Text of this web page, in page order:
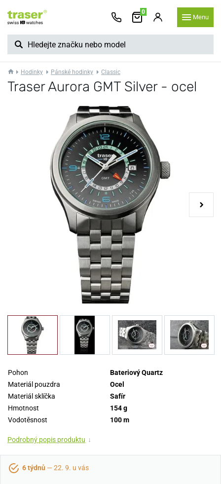
0
Menu
Hodinky Pánské hodinky Classic
Traser Aurora GMT Silver - ocel
Pohon
Bateriový Quartz
Materiál pouzdra
Ocel
Materiál sklíčka
Safír
Hmotnost
154 g
Vodotěsnost
100 m
Podrobný popis produktu ↓
6 týdnů — 22. 9. u vás